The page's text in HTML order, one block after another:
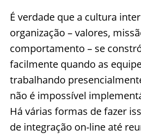
É verdade que a cultura
organização – valores,
comportamento – se
facilmente quando as
trabalhando
não é impossível
Há várias formas de fazer
de integração on-line até